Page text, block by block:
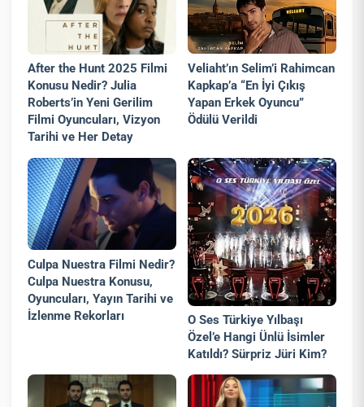
After the Hunt 2025 Filmi
Konusu Nedir? Julia
Roberts’in Yeni Gerilim
Filmi Oyuncuları, Vizyon
Tarihi ve Her Detay
Veliaht’ın Selim’i Rahimcan
Kapkap’a “En İyi Çıkış
Yapan Erkek Oyuncu”
Ödülü Verildi
Culpa Nuestra Filmi Nedir?
Culpa Nuestra Konusu,
Oyuncuları, Yayın Tarihi ve
İzlenme Rekorları
O Ses Türkiye Yılbaşı
Özel’e Hangi Ünlü İsimler
Katıldı? Sürpriz Jüri Kim?